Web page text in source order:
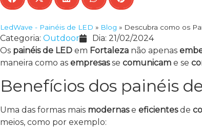
LedWave - Painéis de LED » Blog » Descubra como os
Categoria: Outdoor Dia: 21/02/2024
Os painéis de LED em Fortaleza não apenas
maneira como as empresasse comunicam e se
Benefícios dos painéis
Uma das formas mais modernase eficientesde
meios, como por exemplo: